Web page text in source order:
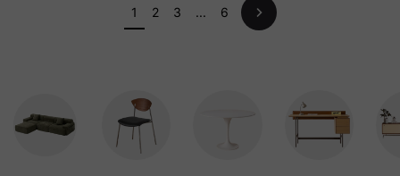
1 2 3 ... 6